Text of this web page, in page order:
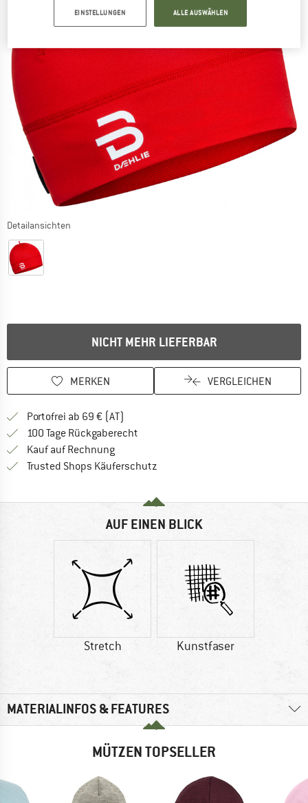
Detailansichten
NICHT MEHR LIEFERBAR
MERKEN VERGLEICHEN
Portofrei ab 69 € (AT)
100 Tage Rückgaberecht
Kauf auf RechnungFinde die Zahlungs-Infos hier! Öffnet
Trusted Shops Käuferschutz
AUF EINEN BLICK
Stretch Kunstfaser
MATERIALINFOS & FEATURES
MÜTZEN TOPSELLER
EINSTELLUNGEN ALLE AUSWÄHLEN